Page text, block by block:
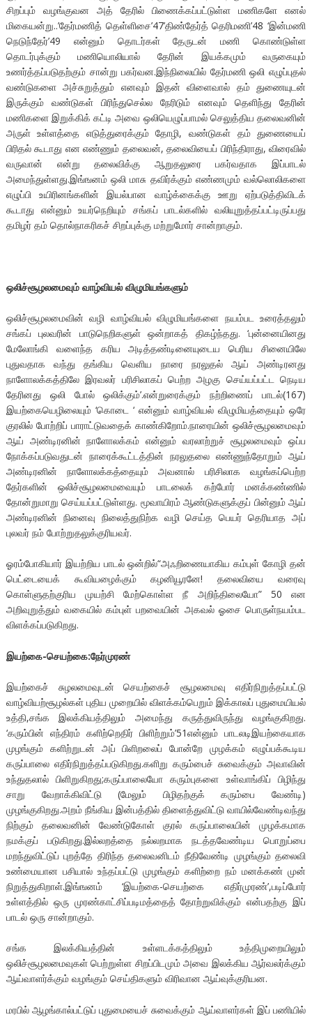
சிறப்பும் வழங்குவன அத் தேரில் பிணைக்கப்பட்டுள்ள மணிகளே எனல்
மிகையன்று..’தேர்மணித் தெள்ளிசை’47’திண்தேர்த் தெரிமணி’48 ‘இன்மணி
நெடுந்தேர்’49 என்னும் தொடர்கள் தேருடன் மணி கொண்டுள்ள
தொடர்புக்கும் மணியொலியால் தேரின் இயக்கமும் வருகையும்
உணர்த்தப்படுதற்கும் சான்று பகர்வன.இந்நிலையில் தேர்மணி ஒலி எழுப்புதல்
வண்டுகளை அச்சுறுத்தும் எனவும் இதன் விளைவால் தம் துணையுடன்
இருக்கும் வண்டுகள் பிரிந்துசெல்ல நேரிடும் எனவும் தெளிந்து தேரின்
மணிகளை இறுக்கிக் கட்டி அவை ஒலியெழுப்பாமல் செலுத்திய தலைவனின்
அருள் உள்ளத்தை எடுத்துரைக்கும் தோழி, வண்டுகள் தம் துணையைப்
பிரிதல் கூடாது என எண்ணும் தலைவன், தலைவியைப் பிரிந்திராது, விரைவில்
வருவான் என்று தலைவிக்கு ஆறுதலுரை பகர்வதாக இப்பாடல்
அமைந்துள்ளது.இங்ஙனம் ஒலி மாசு தவிர்க்கும் எண்ணமும் வல்லொலிகளை
எழுப்பி உயிரினங்களின் இயல்பான வாழ்க்கைக்கு ஊறு ஏற்படுத்திவிடக்
கூடாது என்னும் உயர்நெறியும் சங்கப் பாடல்களில் வலியுறுத்தப்பட்டிருப்பது
தமிழர் தம் தொல்நாகரிகச் சிறப்புக்கு மற்றுமோர் சான்றாகும்.
ஒலிச்சூழலமைவும் வாழ்வியல் விழுமியங்களும்
ஒலிச்சூழலமைவின் வழி வாழ்வியல் விழுமியங்களை நயம்பட உரைத்தலும்
சங்கப் புலவரின் பாடுநெறிகளுள் ஒன்றாகத் திகழ்ந்தது. ‘புன்னையினது
மேலோங்கி வளைந்த கரிய அடித்தண்டினையுடைய பெரிய சினையிலே
புதுவதாக வந்து தங்கிய வெளிய நாரை நரலுதல் ஆய் அண்டிரனது
நாளோலக்கத்திலே இரவலர் பரிசிலாகப் பெற்ற அழகு செய்யப்பட்ட நெடிய
தேரினது ஒலி போல் ஒலிக்கும்’.என்றுரைக்கும் நற்றிணைப் பாடல்(167)
இயற்கையெழிலையும் ‘கொடை ‘ என்னும் வாழ்வியல் விழுமியத்தையும் ஒரே
குரலில் போற்றிப் பாராட்டுவதைக் காண்கிறோம்.நாரையின் ஒலிச்சூழலமைவும்
ஆய் அண்டிரனின் நாளோலக்கம் என்னும் வரலாற்றுச் சூழலமைவும் ஒப்ப
நோக்கப்படுவதுடன் நாரைக்கூட்டத்தின் நரலுதலை எண்ணுந்தோறும் ஆய்
அண்டிரனின் நாளோலக்கத்தையும் அவனால் பரிசிலாக வழங்கப்பெற்ற
தேர்களின் ஒலிச்சூழலமைவையும் பாடலைக் கற்போர் மனக்கண்ணில்
தோன்றுமாறு செய்யப்பட்டுள்ளது. மூவாயிரம் ஆண்டுகளுக்குப் பின்னும் ஆய்
அண்டிரனின் நினைவு நிலைத்துநிற்க வழி செய்த பெயர் தெரியாத அப்
புலவர் நம் போற்றுதலுக்குரியவர்.
ஓரம்போகியார் இயற்றிய பாடல் ஒன்றில்“அஃறிணையாகிய கம்புள் கோழி தன்
பெட்டையைக் கூவியழைக்கும் கழனியூரனே! தலைவியை வரைவு
கொள்ளுதற்குரிய முயற்சி மேற்கொள்ள நீ அறிந்திலையோ” 50 என
அறிவுறுத்தும் வகையில் கம்புள் பறவையின் அகவல் ஓசை பொருள்நயம்பட
விளக்கப்படுகிறது.
இயற்கை-செயற்கை:நேர்முரண்
இயற்கைச் சுழலமைவுடன் செயற்கைச் சூழலமைவு எதிர்நிறுத்தப்பட்டு
வாழ்வியற்சூழல்கள் புதிய முறையில் விளக்கம்பெறும் இக்காலப் புதுமையியல்
உத்தி,சங்க இலக்கியத்திலும் அமைந்து கருத்துவிருந்து வழங்குகிறது.
‘கரும்பின் எந்திரம் களிற்றெதிர் பிளிற்றும்’51என்னும் பாடலடிஇயற்கையாக
முழங்கும் களிற்றுடன் அப் பிளிறலைப் போன்றே முழக்கம் எழுப்பக்கூடிய
கருப்பாலை எதிர்நிறுத்தப்படுகிறது.களிறு கரும்பைச் சுவைக்கும் அவாவின்
உந்துதலால் பிளிறுகிறது;கருப்பாலையோ கரும்புகளை உள்வாங்கிப் பிழிந்து
சாறு வேறாக்கிவிட்டு (மேலும் பிழிதற்குக் கரும்பை வேண்டி)
முழங்குகிறது.அறம் நீங்கிய இன்பத்தில் திளைத்துவிட்டு வாயில்வேண்டிவந்து
நிற்கும் தலைவனின் வேண்டுகோள் குரல் கருப்பாலையின் முழக்கமாக
நமக்குப் படுகிறது.இல்லறத்தை நல்லறமாக நடத்தவேண்டிய பொறுப்பை
மறந்துவிட்டுப் புறத்தே திரிந்த தலைவனிடம் நீதிவேண்டி முழங்கும் தலைவி
உண்மையான பசியால் உந்தப்பட்டு முழங்கும் களிற்றை நம் மனக்கண் முன்
நிறுத்துகிறாள்.இங்ஙனம் ‘இயற்கை-செயற்கை எதிர்முரண்’,படிப்போர்
உள்ளத்தில் ஒரு முரண்காட்சிப்படிமத்தைத் தோற்றுவிக்கும் என்பதற்கு இப்
பாடல் ஒரு சான்றாகும்.
சங்க இலக்கியத்தின் உள்ளடக்கத்திலும் உத்திமுறையிலும்
ஒலிச்சூழலமைவுகள் பெற்றுள்ள சிறப்பிடமும் அவை இலக்கிய ஆர்வலர்க்கும்
ஆய்வாளர்க்கும் வழங்கும் செய்திகளும் விரிவான ஆய்வுக்குரியன.
மரபில் ஆழங்கால்பட்டுப் புதுமையைச் சுவைக்கும் ஆய்வாளர்கள் இப் பணியில்